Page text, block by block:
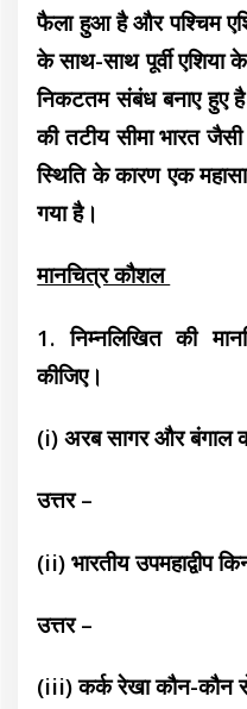
फैला हुआ है और पश्चिम
के साथ-साथ पूर्वी एशिया
निकटतम संबंध बनाए हुए
की तटीय सीमा भारत
स्थिति के कारण एक
गया है।
मानचित्र कौशल
1. निम्नलिखित की
कीजिए।
(i) अरब सागर और बंगाल
उत्तर –
(ii) भारतीय उपमहाद्वीप
उत्तर –
(iii) कर्क रेखा कौन-कौन